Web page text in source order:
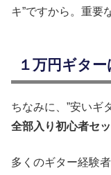
キ”ですから。重要
１万円ギタ
ちなみに、”安いギ
全部入り初心者セッ
多くのギター経験